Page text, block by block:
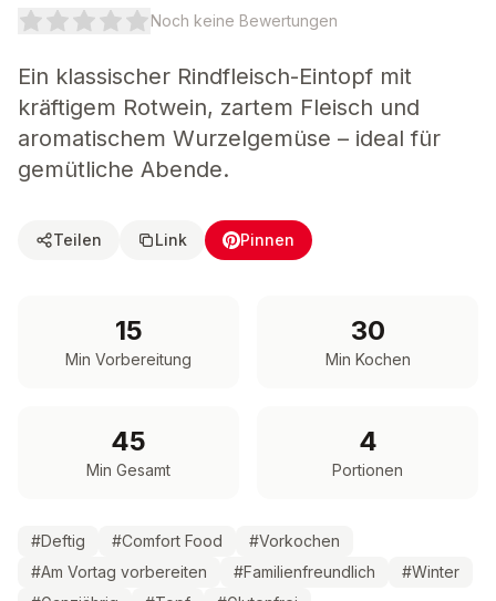
Noch keine Bewertungen
Ein klassischer Rindfleisch-Eintopf mit
kräftigem Rotwein, zartem Fleisch und
aromatischem Wurzelgemüse – ideal für
gemütliche Abende.
Teilen Link Pinnen
15
Min Vorbereitung
30
Min Kochen
45
Min Gesamt
4
Portionen
#Deftig #Comfort Food #Vorkochen
#Am Vortag vorbereiten #Familienfreundlich #Winter